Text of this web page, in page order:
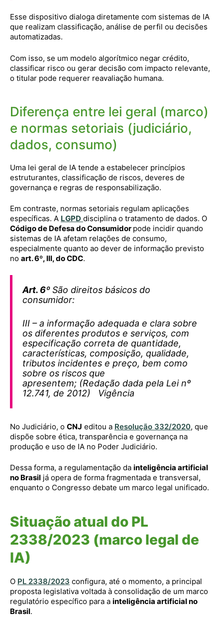
Esse dispositivo dialoga diretamente com sistemas de IA
que realizam classificação, análise de perfil ou decisões
automatizadas.
Com isso, se um modelo algorítmico negar crédito,
classificar risco ou gerar decisão com impacto relevante,
o titular pode requerer reavaliação humana.
Diferença entre lei geral (marco)
e normas setoriais (judiciário,
dados, consumo)
Uma lei geral de IA tende a estabelecer princípios
estruturantes, classificação de riscos, deveres de
governança e regras de responsabilização.
Em contraste, normas setoriais regulam aplicações
específicas. A LGPD disciplina o tratamento de dados. O
Código de Defesa do Consumidor pode incidir quando
sistemas de IA afetam relações de consumo,
especialmente quanto ao dever de informação previsto
no art. 6º, III, do CDC.
Art. 6ºSão direitos básicos do
consumidor:
III – a informação adequada e clara sobre
os diferentes produtos e serviços, com
especificação correta de quantidade,
características, composição, qualidade,
tributos incidentes e preço, bem como
sobre os riscos que
apresentem; (Redação dada pela Lei nº
12.741, de 2012) Vigência
No Judiciário, o CNJ editou a Resolução 332/2020, que
dispõe sobre ética, transparência e governança na
produção e uso de IA no Poder Judiciário.
Dessa forma, a regulamentação da inteligência artificial
no Brasil já opera de forma fragmentada e transversal,
enquanto o Congresso debate um marco legal unificado.
Situação atual do PL
2338/2023 (marco legal de
IA)
O PL 2338/2023 configura, até o momento, a principal
proposta legislativa voltada à consolidação de um marco
regulatório específico para a inteligência artificial no
Brasil.